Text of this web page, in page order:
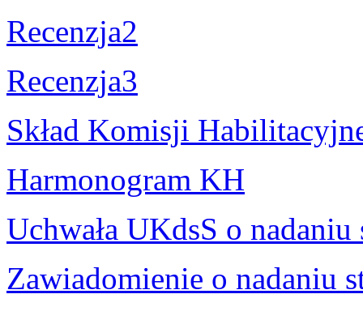
Recenzja2
Recenzja3
Skład Komisji
Harmonogram KH
Uchwała UKdsS o nadaniu
Zawiadomienie o nadaniu